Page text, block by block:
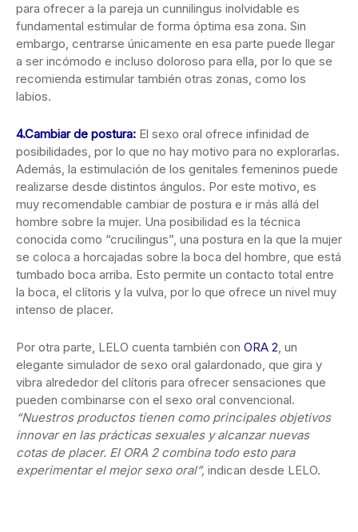
para ofrecer a la pareja un cunnilingus inolvidable es
fundamental estimular de forma óptima esa zona. Sin
embargo, centrarse únicamente en esa parte puede llegar
a ser incómodo e incluso doloroso para ella, por lo que se
recomienda estimular también otras zonas, como los
labios.
4.Cambiar de postura: El sexo oral ofrece infinidad de
posibilidades, por lo que no hay motivo para no explorarlas.
Además, la estimulación de los genitales femeninos puede
realizarse desde distintos ángulos. Por este motivo, es
muy recomendable cambiar de postura e ir más allá del
hombre sobre la mujer. Una posibilidad es la técnica
conocida como “crucilingus”, una postura en la que la mujer
se coloca a horcajadas sobre la boca del hombre, que está
tumbado boca arriba. Esto permite un contacto total entre
la boca, el clítoris y la vulva, por lo que ofrece un nivel muy
intenso de placer.
Por otra parte, LELO cuenta también con ORA 2, un
elegante simulador de sexo oral galardonado, que gira y
vibra alrededor del clítoris para ofrecer sensaciones que
pueden combinarse con el sexo oral convencional.
“Nuestros productos tienen como principales objetivos
innovar en las prácticas sexuales y alcanzar nuevas
cotas de placer. El ORA 2 combina todo esto para
experimentar el mejor sexo oral”, indican desde LELO.